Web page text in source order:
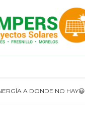
A DONDE NO HAY😃